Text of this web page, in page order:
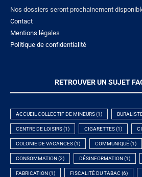
Nos dossiers seront prochainement
Contact
Mentions légales
Politique de confidentialité
RETROUVER UN SUJET
ACCUEIL COLLECTIF DE MINEURS(1)
CENTRE DE LOISIRS(1) CIGARETTES(1)
COLONIE DE VACANCES(1) COMMUNIQUÉ(1)
CONSOMMATION (2) DÉSINFORMATION (1)
FABRICATION (1) FISCALITÉ DU TABAC (6)